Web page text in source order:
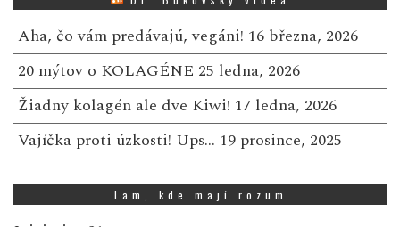
Aha, čo vám predávajú, vegáni! 16 března, 2026
20 mýtov o KOLAGÉNE 25 ledna, 2026
Žiadny kolagén ale dve Kiwi! 17 ledna, 2026
Vajíčka proti úzkosti! Ups… 19 prosince, 2025
Tam, kde mají rozum